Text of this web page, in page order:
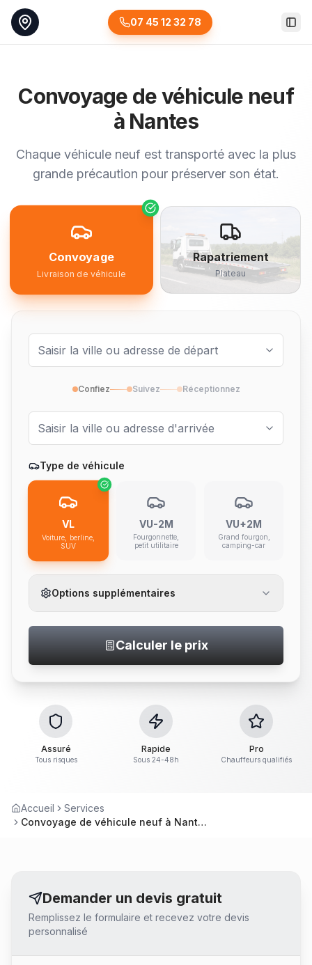
07 45 12 32 78
Convoyage de véhicule neuf
à Nantes
Chaque véhicule neuf est transporté avec la plus
grande précaution pour préserver son état.
Convoyage
Livraison de véhicule
Rapatriement
Plateau
Confiez Suivez Réceptionnez
Type de véhicule
VL
Voiture, berline,
SUV
VU-2M
Fourgonnette,
petit utilitaire
VU+2M
Grand fourgon,
camping-car
Options supplémentaires
Calculer le prix
Assuré
Tous risques
Rapide
Sous 24-48h
Pro
Chauffeurs qualifiés
Accueil
Services
Convoyage de véhicule neuf à Nantes
Demander un devis gratuit
Remplissez le formulaire et recevez votre devis
personnalisé